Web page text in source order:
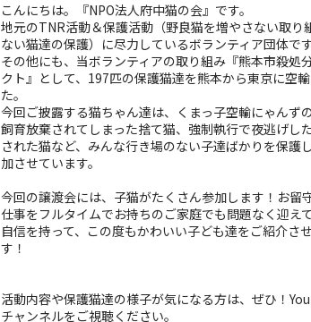
こんにちは。『NPO法人府中猫の会』です。
地元のTNR活動＆保護活動（野良猫を増やさない取り
ない猫達の保護）に尽力しているボランティア団体です
その他にも、当ボランティアの取り組み『熊本市殺処
クト』として、197匹の保護猫達を熊本から東京に空
た。
今回ご披露する猫ちゃん達は、くまっ子空輸にゃんず
飼育放棄されてしまった捨て猫、強制執行で夜逃げし
された猫など、みんな行き場のない子達ばかりを保護
加させています。
今回の譲渡会には、子猫がたくさん参加します！お留
仕事をフルタイムでお持ちのご家庭でも問題なく迎え
自信を持って、この度もかわいい子ども達をご紹介さ
す！
活動内容や保護猫達の様子が気になる方は、ぜひ！
チャンネルをご視聴ください。